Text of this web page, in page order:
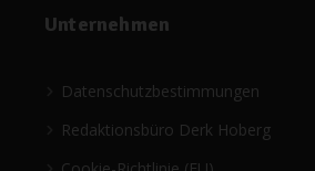
Unternehmen
Datenschutzbestimmungen
Redaktionsbüro Derk Hoberg